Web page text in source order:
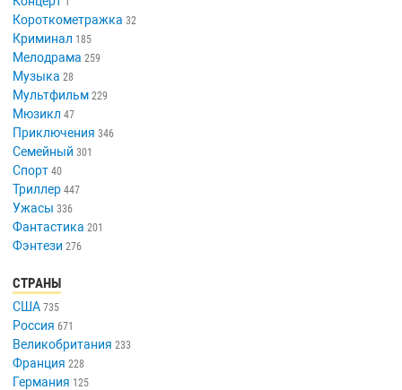
Короткометражка 32
Криминал 185
Мелодрама 259
Музыка 28
Мультфильм 229
Мюзикл 47
Приключения 346
Семейный 301
Спорт 40
Триллер 447
Ужасы 336
Фантастика 201
Фэнтези 276
СТРАНЫ
США 735
Россия 671
Великобритания 233
Франция 228
Германия 125